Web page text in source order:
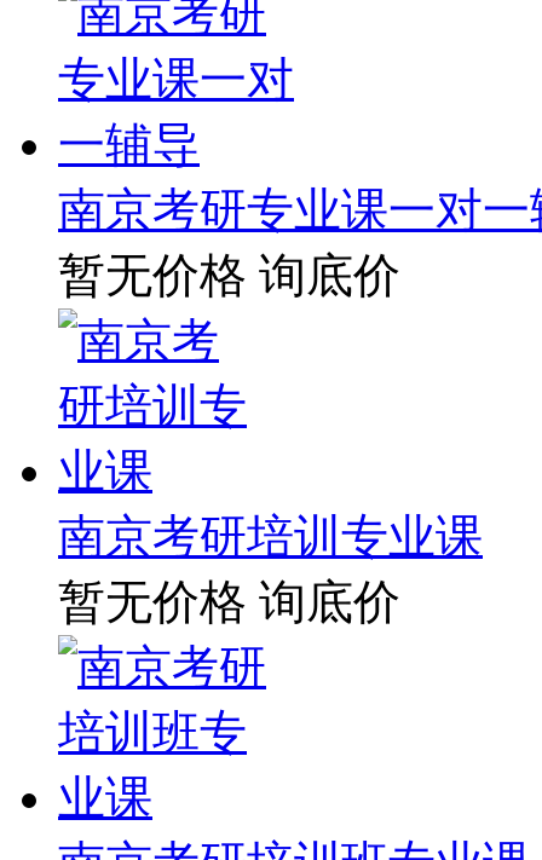
南京考研专业课一对一
暂无价格 询底价
南京考研培训专业课
暂无价格 询底价